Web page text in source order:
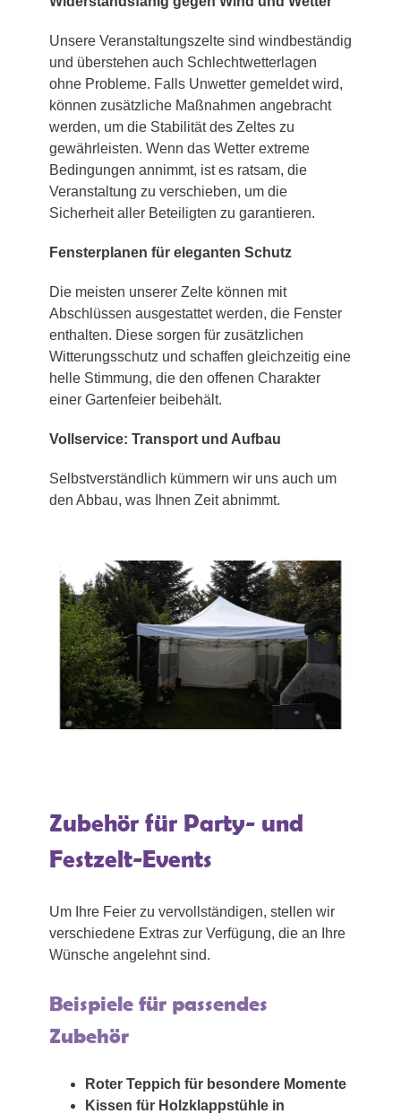
Unsere Veranstaltungszelte sind windbeständig
und überstehen auch Schlechtwetterlagen
ohne Probleme. Falls Unwetter gemeldet wird,
können zusätzliche Maßnahmen angebracht
werden, um die Stabilität des Zeltes zu
gewährleisten. Wenn das Wetter extreme
Bedingungen annimmt, ist es ratsam, die
Veranstaltung zu verschieben, um die
Sicherheit aller Beteiligten zu garantieren.
Fensterplanen für eleganten Schutz
Die meisten unserer Zelte können mit
Abschlüssen ausgestattet werden, die Fenster
enthalten. Diese sorgen für zusätzlichen
Witterungsschutz und schaffen gleichzeitig eine
helle Stimmung, die den offenen Charakter
einer Gartenfeier beibehält.
Vollservice: Transport und Aufbau
Selbstverständlich kümmern wir uns auch um
den Abbau, was Ihnen Zeit abnimmt.
Zubehör für Party- und
Festzelt-Events
Um Ihre Feier zu vervollständigen, stellen wir
verschiedene Extras zur Verfügung, die an Ihre
Wünsche angelehnt sind.
Beispiele für passendes
Zubehör
Roter Teppich für besondere Momente
Kissen für Holzklappstühle in